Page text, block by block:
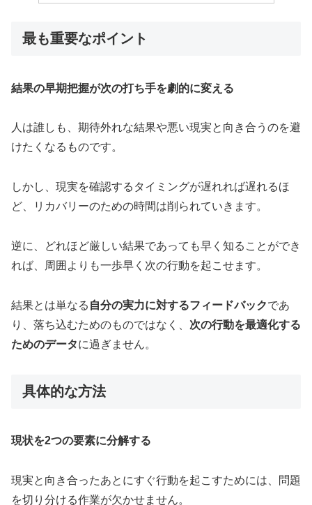
最も重要なポイント
結果の早期把握が次の打ち手を劇的に変える
人は誰しも、期待外れな結果や悪い現実と向き合うのを避
けたくなるものです。
しかし、現実を確認するタイミングが遅れれば遅れるほ
ど、リカバリーのための時間は削られていきます。
逆に、どれほど厳しい結果であっても早く知ることができ
れば、周囲よりも一歩早く次の行動を起こせます。
結果とは単なる 自分の実力に対するフィードバックであ
り、落ち込むためのものではなく、 次の行動を最適化する
ためのデータに過ぎません。
具体的な方法
現状を2つの要素に分解する
現実と向き合ったあとにすぐ行動を起こすためには、問題
を切り分ける作業が欠かせません。